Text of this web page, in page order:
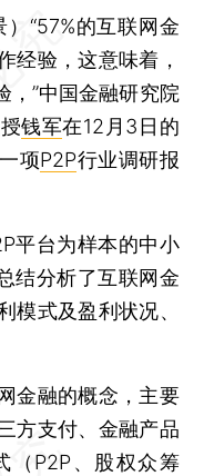
“57%的互联网金
经验，这意味着，
，”中国金融研究院
钱军在12月3日的
项P2P行业调研报
台为样本的中小
结分析了互联网金
模式及盈利状况、
融的概念，主要
方支付、金融产品
（P2P、股权众筹